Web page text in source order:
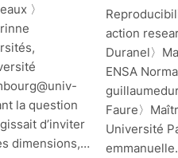
〉
la question
d’inviter
dimensions,…
action
Duranel〉
ENSA
Faure〉
Université